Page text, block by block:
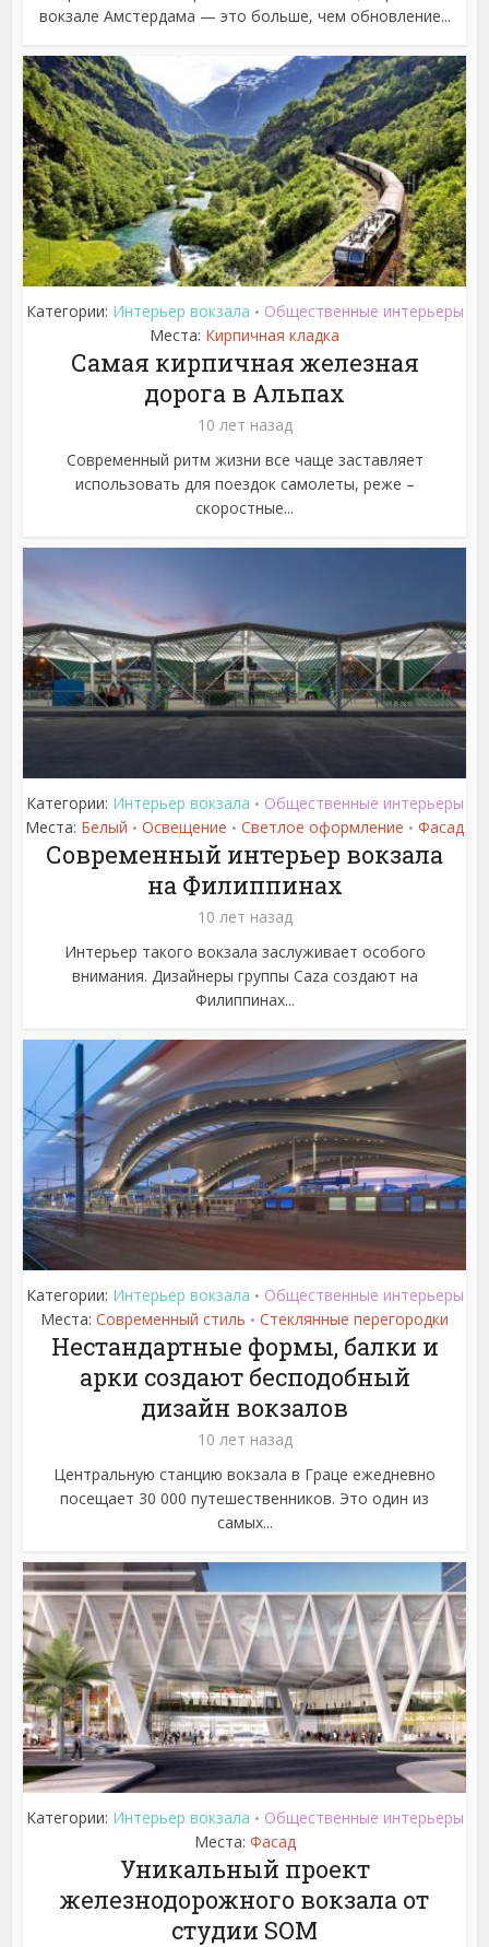
вокзале Амстердама — это больше, чем обновление...
Категории: Интерьер вокзала • Общественные интерьеры
Места: Кирпичная кладка
Самая кирпичная железная
дорога в Альпах
10 лет назад
Современный ритм жизни все чаще заставляет
использовать для поездок самолеты, реже –
скоростные...
Категории: Интерьер вокзала • Общественные интерьеры
Места: Белый • Освещение • Светлое оформление • Фасад
Современный интерьер вокзала
на Филиппинах
10 лет назад
Интерьер такого вокзала заслуживает особого
внимания. Дизайнеры группы Caza создают на
Филиппинах...
Категории: Интерьер вокзала • Общественные интерьеры
Места: Современный стиль • Стеклянные перегородки
Нестандартные формы, балки и
арки создают бесподобный
дизайн вокзалов
10 лет назад
Центральную станцию вокзала в Граце ежедневно
посещает 30 000 путешественников. Это один из
самых...
Категории: Интерьер вокзала • Общественные интерьеры
Места: Фасад
Уникальный проект
железнодорожного вокзала от
студии SOM